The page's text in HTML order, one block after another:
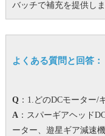
バッチで補充を提供しま
よくある質問と回答：
Q：1.どのDCモーター/
A：スパーギアヘッド
ーター、遊星ギア減速